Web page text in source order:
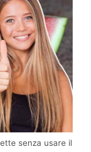
senza usare il